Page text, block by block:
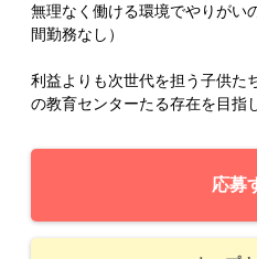
無理なく働ける環境でやりがい
間勤務なし）
利益よりも次世代を担う子供た
の教育センターたる存在を目指
応募